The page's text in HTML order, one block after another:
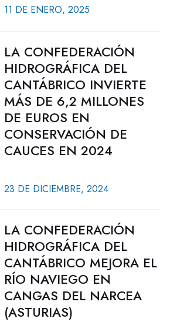
11 DE ENERO, 2025
LA CONFEDERACIÓN
HIDROGRÁFICA DEL
CANTÁBRICO INVIERTE
MÁS DE 6,2 MILLONES
DE EUROS EN
CONSERVACIÓN DE
CAUCES EN 2024
23 DE DICIEMBRE, 2024
LA CONFEDERACIÓN
HIDROGRÁFICA DEL
CANTÁBRICO MEJORA EL
RÍO NAVIEGO EN
CANGAS DEL NARCEA
(ASTURIAS)